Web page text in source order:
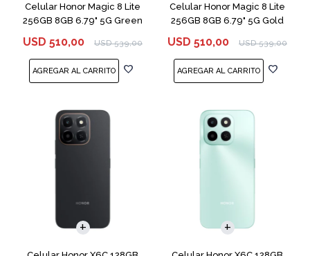
Celular Honor Magic 8 Lite
256GB 8GB 6.79" 5G Green
USD 510,00 USD 539,00
Celular Honor Magic 8 Lite
256GB 8GB 6.79" 5G Gold
USD 510,00 USD 539,00
COMPARAR COMPARAR